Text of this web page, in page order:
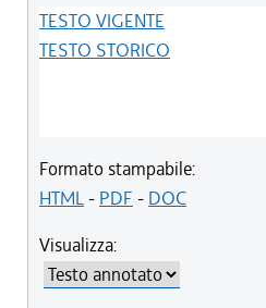
TESTO VIGENTE
TESTO STORICO
Formato stampabile:
HTML- PDF - DOC
Visualizza: